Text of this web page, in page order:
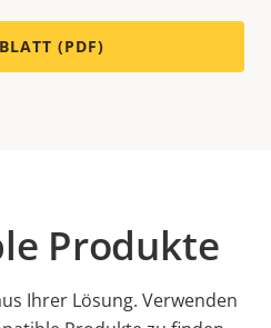
(PDF)
Produkte
Ihrer Lösung. Verwenden